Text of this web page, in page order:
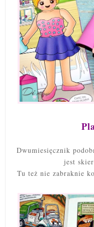
Dwumiesięcznik
jest
Tu też nie zabraknie